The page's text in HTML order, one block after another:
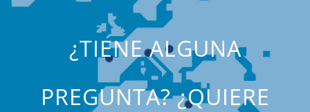
¿TIENE ALGUNA
PREGUNTA? ¿QUIERE